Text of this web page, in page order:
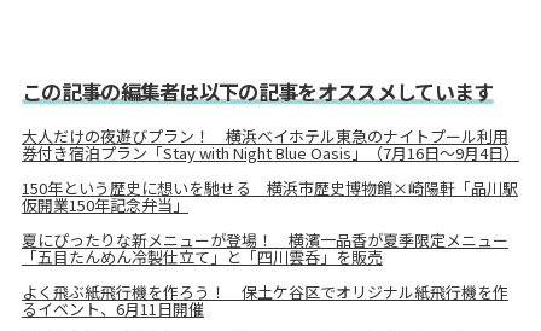
この記事の編集者は以下の記事をオススメしています
大人だけの夜遊びプラン！ 横浜ベイホテル東急のナイトプール利用
券付き宿泊プラン「Stay with Night Blue Oasis」（7月16日～9月4日）
150年という歴史に想いを馳せる 横浜市歴史博物館×崎陽軒「品川駅
仮開業150年記念弁当」
夏にぴったりな新メニューが登場！ 横濱一品香が夏季限定メニュー
「五目たんめん冷製仕立て」と「四川雲呑」を販売
よく飛ぶ紙飛行機を作ろう！ 保土ケ谷区でオリジナル紙飛行機を作
るイベント、6月11日開催